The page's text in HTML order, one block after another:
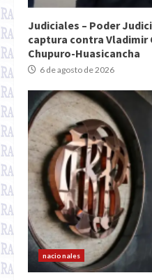
Judiciales – Poder
captura contra Vladimir
Chupuro-Huasicancha
6 de agosto de 2026
nacionales